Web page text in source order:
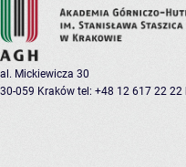
al. Mickiewicza 30
30-059 Kraków tel: +48 12 617 22 22